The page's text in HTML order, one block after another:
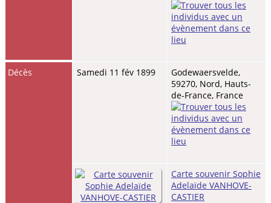
Décès Samedi 11 fév 1899
Godewaersvelde,
59270, Nord, Hauts-
de-France, France
Carte souvenir Sophie
Adelaïde VANHOVE-
CASTIER